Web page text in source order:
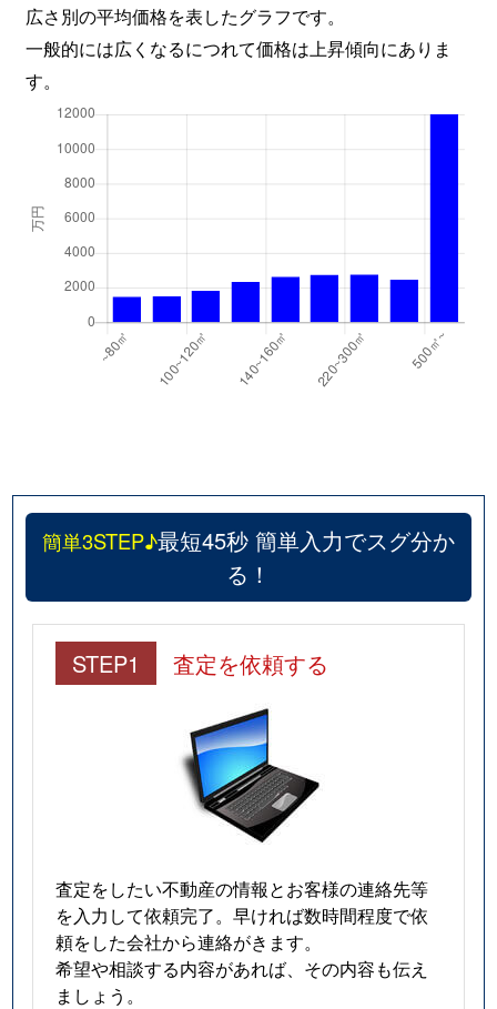
広さ別の平均価格を表したグラフです。
一般的には広くなるにつれて価格は上昇傾向にありま
す。
簡単3STEP♪最短45秒 簡単入力でスグ分か
る！
STEP1 査定を依頼する
査定をしたい不動産の情報とお客様の連絡先等
を入力して依頼完了。早ければ数時間程度で依
頼をした会社から連絡がきます。
希望や相談する内容があれば、その内容も伝え
ましょう。